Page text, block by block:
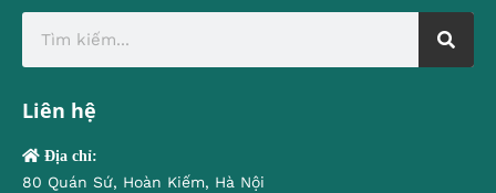
Liên hệ
Địa chỉ:
80 Quán Sứ, Hoàn Kiếm, Hà Nội